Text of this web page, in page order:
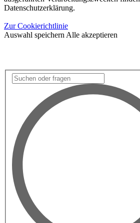
Datenschutzerklärung.
Zur Cookierichtlinie
Auswahl speichern Alle akzeptieren